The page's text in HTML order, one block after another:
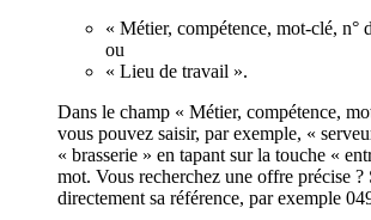
« Métier, compétence, mot-clé, n°
ou
« Lieu de travail ».
Dans le champ « Métier, compétence,
vous pouvez saisir, par exemple, «
« brasserie » en tapant sur la touche «
mot. Vous recherchez une offre précise ?
directement sa référence, par exemple